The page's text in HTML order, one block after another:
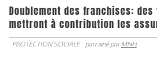
Doublement des franchises:
mettront à contribution les
PROTECTION SOCIALE parrainé parMNH